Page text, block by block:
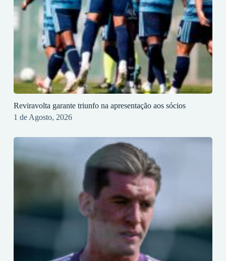
Reviravolta garante triunfo na apresentação aos sócios
1 de Agosto, 2026